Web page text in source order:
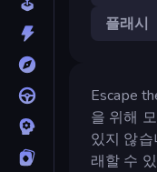
플래시
Escape
을 위해
있지 않
래할 수